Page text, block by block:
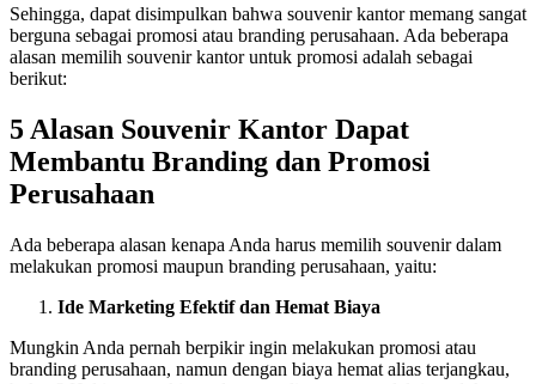
Sehingga, dapat disimpulkan bahwa souvenir kantor memang sangat
berguna sebagai promosi atau branding perusahaan. Ada beberapa
alasan memilih souvenir kantor untuk promosi adalah sebagai
berikut:
5 Alasan Souvenir Kantor Dapat
Membantu Branding dan Promosi
Perusahaan
Ada beberapa alasan kenapa Anda harus memilih souvenir dalam
melakukan promosi maupun branding perusahaan, yaitu:
Ide Marketing Efektif dan Hemat Biaya
Mungkin Anda pernah berpikir ingin melakukan promosi atau
branding perusahaan, namun dengan biaya hemat alias terjangkau,